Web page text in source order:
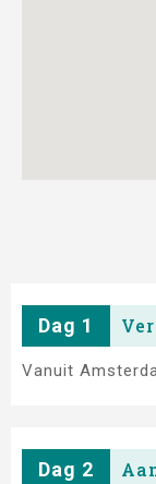
Dag 1
Vanuit
Dag 2